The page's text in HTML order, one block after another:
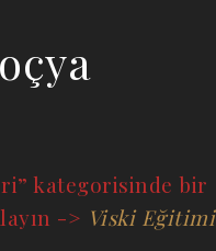
kategorisinde bir
-> Viski Eğitimi